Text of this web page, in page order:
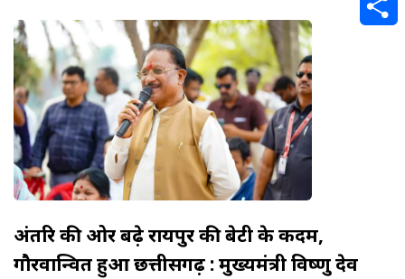
अंतरिक्ष की ओर बढ़े रायपुर की बेटी के कदम,
गौरवान्वित हुआ छत्तीसगढ़ : मुख्यमंत्री विष्णु देव